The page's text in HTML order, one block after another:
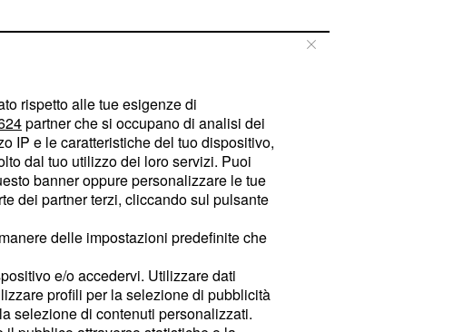
rispetto alle tue esigenze di
partner che si occupano di analisi dei
IP e le caratteristiche del tuo dispositivo,
dal tuo utilizzo dei loro servizi. Puoi
banner oppure personalizzare le tue
dei partner terzi, cliccando sul pulsante
delle impostazioni predefinite che
e/o accedervi. Utilizzare dati
profili per la selezione di pubblicità
selezione di contenuti personalizzati.